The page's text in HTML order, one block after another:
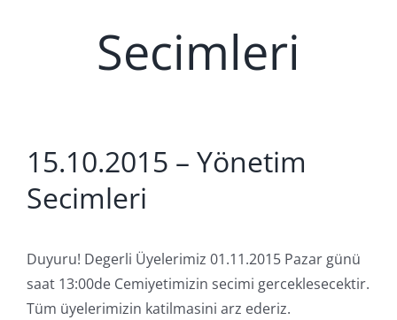
Secimleri
15.10.2015 – Yönetim
Secimleri
Duyuru! Degerli Üyelerimiz 01.11.2015 Pazar günü
saat 13:00de Cemiyetimizin secimi gerceklesecektir.
Tüm üyelerimizin katilmasini arz ederiz.